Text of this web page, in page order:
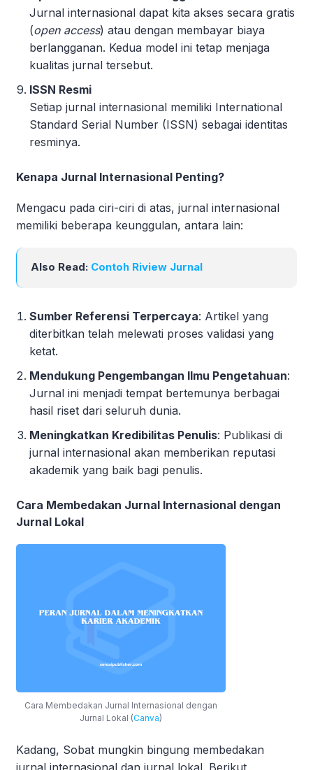
Jurnal internasional dapat kita akses secara gratis
(open access) atau dengan membayar biaya
berlangganan. Kedua model ini tetap menjaga
kualitas jurnal tersebut.
ISSN Resmi
Setiap jurnal internasional memiliki International
Standard Serial Number (ISSN) sebagai identitas
resminya.
Kenapa Jurnal Internasional Penting?
Mengacu pada ciri-ciri di atas, jurnal internasional
memiliki beberapa keunggulan, antara lain:
Also Read: Contoh Riview Jurnal
Sumber Referensi Terpercaya: Artikel yang
diterbitkan telah melewati proses validasi yang
ketat.
Mendukung Pengembangan Ilmu Pengetahuan:
Jurnal ini menjadi tempat bertemunya berbagai
hasil riset dari seluruh dunia.
Meningkatkan Kredibilitas Penulis: Publikasi di
jurnal internasional akan memberikan reputasi
akademik yang baik bagi penulis.
Cara Membedakan Jurnal Internasional dengan
Jurnal Lokal
Cara Membedakan Jurnal Internasional dengan
Jurnal Lokal (Canva)
Kadang, Sobat mungkin bingung membedakan
jurnal internasional dan jurnal lokal. Berikut